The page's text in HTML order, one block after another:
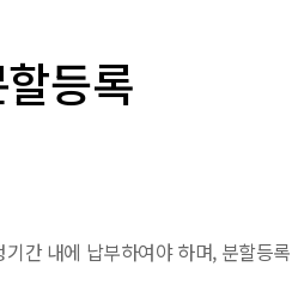
등록
간 내에 납부하여야 하며, 분할등